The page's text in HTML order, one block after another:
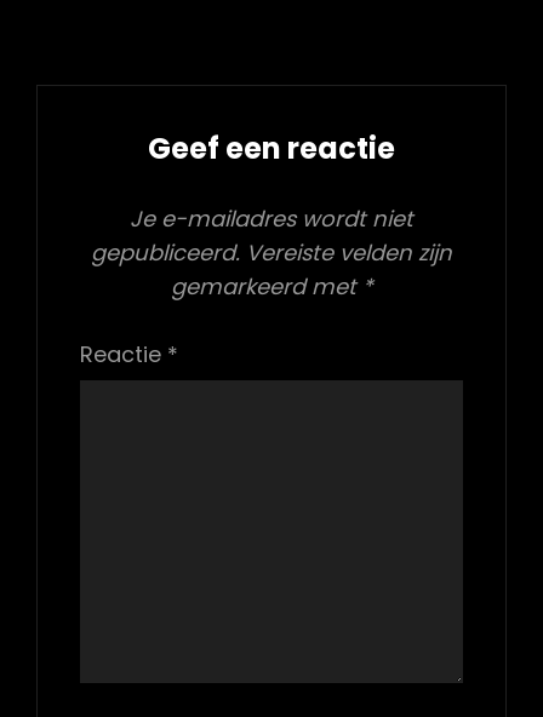
Geef een reactie
Je e-mailadres wordt niet
gepubliceerd. Vereiste velden zijn
gemarkeerd met *
Reactie *